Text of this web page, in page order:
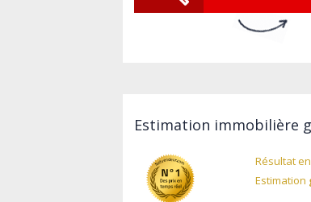
Estimation immobilière
Résultat en
Estimation